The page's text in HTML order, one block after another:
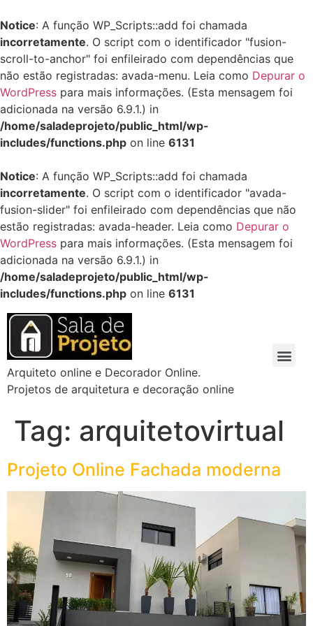
Notice: A função WP_Scripts::add foi chamada
incorretamente. O script com o identificador "fusion-
scroll-to-anchor" foi enfileirado com dependências que
não estão registradas: avada-menu. Leia como Depurar o
WordPress para mais informações. (Esta mensagem foi
adicionada na versão 6.9.1.) in
/home/saladeprojeto/public_html/wp-
includes/functions.php on line 6131
Notice: A função WP_Scripts::add foi chamada
incorretamente. O script com o identificador "avada-
fusion-slider" foi enfileirado com dependências que não
estão registradas: avada-header. Leia como Depurar o
WordPress para mais informações. (Esta mensagem foi
adicionada na versão 6.9.1.) in
/home/saladeprojeto/public_html/wp-
includes/functions.php on line 6131
Arquiteto online e Decorador Online.
Projetos de arquitetura e decoração online
Tag: arquitetovirtual
Projeto Online Fachada moderna